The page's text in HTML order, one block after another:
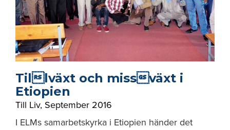
Tillväxt och missväxt i
Etiopien
Till Liv, September 2016
I ELMs samarbetskyrka i Etiopien händer det